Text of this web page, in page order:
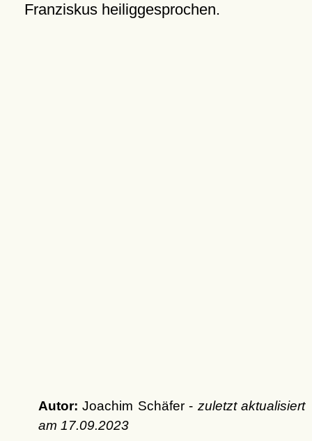
Franziskus heiliggesprochen.
Autor: Joachim Schäfer - zuletzt aktualisiert
am 17.09.2023